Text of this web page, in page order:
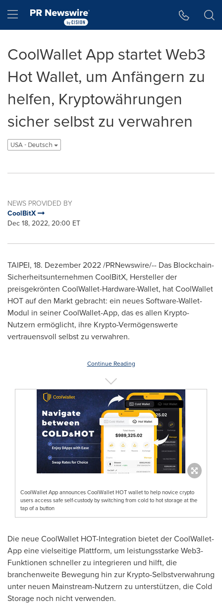
Hamburger menu
CoolWallet App startet Web3
Hot Wallet, um Anfängern zu
helfen, Kryptowährungen
sicher selbst zu verwahren
USA - Deutsch
NEWS PROVIDED BY
CoolBitX
Dec 18, 2022, 20:00 ET
TAIPEI, 18. Dezember 2022/PRNewswire/-- Das Blockchain-
Sicherheitsunternehmen CoolBitX, Hersteller der
preisgekrönten CoolWallet-Hardware-Wallet, hat CoolWallet
HOT auf den Markt gebracht: ein neues Software-Wallet-
Modul in seiner CoolWallet-App, das es allen Krypto-
Nutzern ermöglicht, ihre Krypto-Vermögenswerte
vertrauensvoll selbst zu verwahren.
Continue Reading
CoolWallet App announces CoolWallet HOT wallet to help novice crypto
users access safe self-custody by switching from cold to hot storage at the
tap of a button
Die neue CoolWallet HOT-Integration bietet der CoolWallet-
App eine vielseitige Plattform, um leistungsstarke Web3-
Funktionen schneller zu integrieren und hilft, die
branchenweite Bewegung hin zur Krypto-Selbstverwahrung
unter neuen Mainstream-Nutzern zu unterstützen, die Cold
Storage noch nicht verwenden.